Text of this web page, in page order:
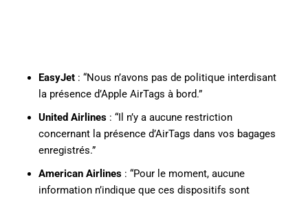
EasyJet : “Nous n’avons pas de politique interdisant
la présence d’Apple AirTags à bord.”
United Airlines : “Il n’y a aucune restriction
concernant la présence d’AirTags dans vos bagages
enregistrés.”
American Airlines : “Pour le moment, aucune
information n’indique que ces dispositifs sont